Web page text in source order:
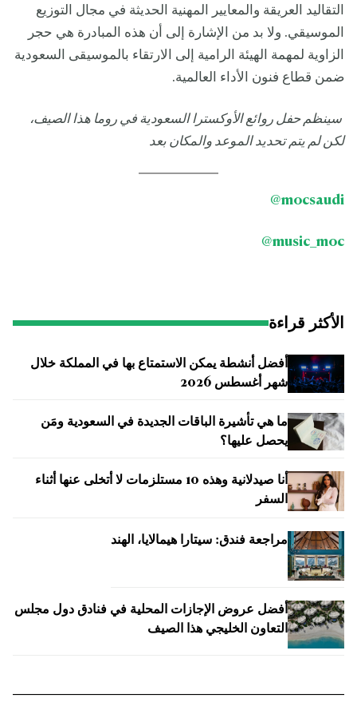
التقاليد العريقة والمعايير المهنية الحديثة في مجال التوزيع
الموسيقي. ولا بد من الإشارة إلى أن هذه المبادرة هي حجر
الزاوية لمهمة الهيئة الرامية إلى الارتقاء بالموسيقى السعودية
ضمن قطاع فنون الأداء العالمية.
سينظم حفل روائع الأوكسترا السعودية في روما هذا الصيف،
لكن لم يتم تحديد الموعد والمكان بعد
mocsaudi
@
music_moc
@
الأكثر قراءة
أفضل أنشطة يمكن الاستمتاع بها في المملكة خلال
شهر أغسطس 2026
ما هي تأشيرة الباقات الجديدة في السعودية ومَن
يحصل عليها؟
أنا صيدلانية وهذه 10 مستلزمات لا أتخلى عنها أثناء
السفر
مراجعة فندق: سيتارا هيمالايا، الهند
أفضل عروض الإجازات المحلية في فنادق دول مجلس
التعاون الخليجي هذا الصيف